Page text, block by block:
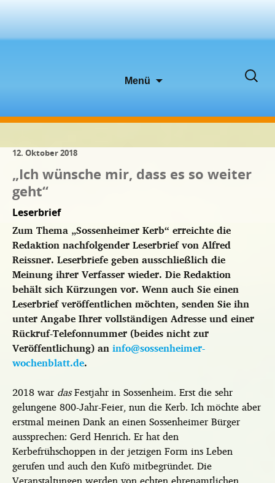
Menü
Suchen
12. Oktober 2018
„Ich wünsche mir, dass es so weiter
geht“
Leserbrief
Zum Thema „Sossenheimer Kerb“ erreichte die
Redaktion nachfolgender Leserbrief von Alfred
Reissner. Leserbriefe geben ausschließlich die
Meinung ihrer Verfasser wieder. Die Redaktion
behält sich Kürzungen vor. Wenn auch Sie einen
Leserbrief veröffentlichen möchten, senden Sie ihn
unter Angabe Ihrer vollständigen Adresse und einer
Rückruf-Telefonnummer (beides nicht zur
Veröffentlichung) aninfo@sossenheimer-
wochenblatt.de.
2018 war dasFestjahr in Sossenheim. Erst die sehr
gelungene 800-Jahr-Feier, nun die Kerb. Ich möchte aber
erstmal meinen Dank an einen Sossenheimer Bürger
aussprechen: Gerd Henrich. Er hat den
Kerbefrühschoppen in der jetzigen Form ins Leben
gerufen und auch den Kufö mitbegründet. Die